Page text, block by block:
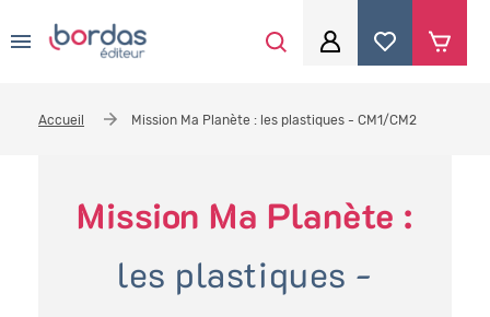
Je me connecte
Accueil Mission Ma Planète : les plastiques - CM1/CM2
Mission Ma Planète :
les plastiques -